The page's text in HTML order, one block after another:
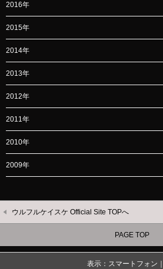
2016年
2015年
2014年
2013年
2012年
2011年
2010年
2009年
ウルフルケイスケ Official Site TOPへ
PAGE TOP
表示：スマートフォン｜